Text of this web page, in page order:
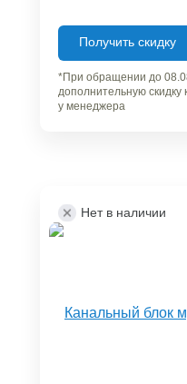
Получить скидку
*При обращении до
дополнительную скидку
у менеджера
Нет в наличии